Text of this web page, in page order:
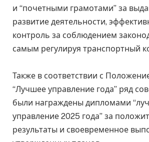
и “почетными грамотами” за
развитие деятельности,
контроль за соблюдением
самым регулируя транспортный
Также в соответствии с
“Лучшее управление года” ряд
были награждены дипломами
управление 2025 года” за
результаты и своевременное